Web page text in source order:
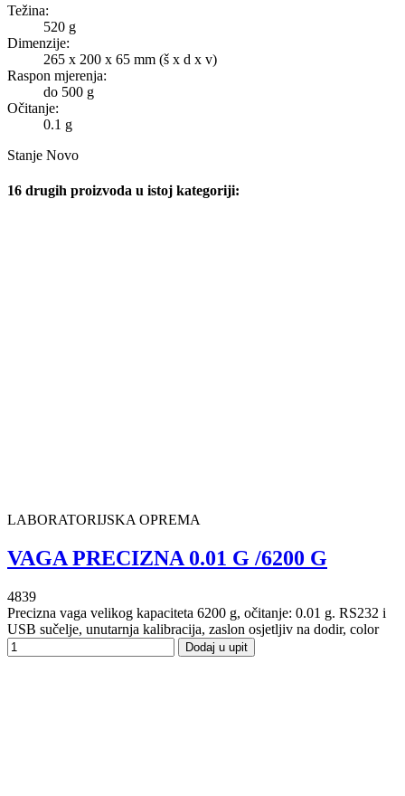
Težina:
520 g
Dimenzije:
265 x 200 x 65 mm (š x d x v)
Raspon mjerenja:
do 500 g
Očitanje:
0.1 g
Stanje Novo
16 drugih proizvoda u istoj kategoriji:
LABORATORIJSKA OPREMA
VAGA PRECIZNA 0.01 G /6200 G
4839
Precizna vaga velikog kapaciteta 6200 g, očitanje: 0.01 g. RS232 i
USB sučelje, unutarnja kalibracija, zaslon osjetljiv na dodir, color
Dodaj u upit